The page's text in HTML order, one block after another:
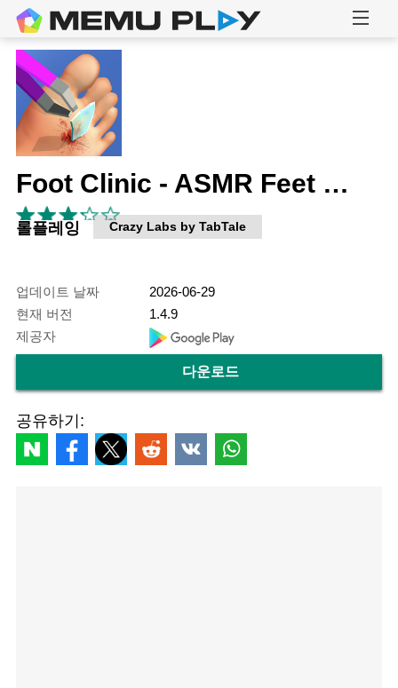
Foot Clinic - ASMR Feet Care
롤플레잉 Crazy Labs by TabTale
업데이트 날짜
2026-06-29
현재 버전
1.4.9
제공자
다운로드
공유하기: